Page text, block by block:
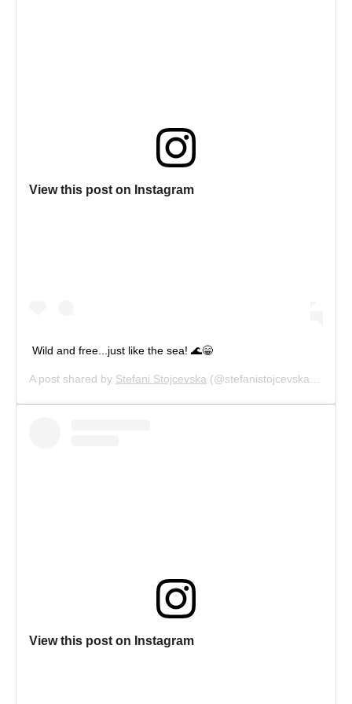
View this post on Instagram
Wild and free...just like the sea! 🌊😁
A post shared by Stefani Stojcevska (@stefanistojcevska) on
View this post on Instagram